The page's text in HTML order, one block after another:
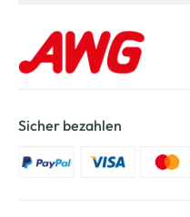
Sicher bezahlen